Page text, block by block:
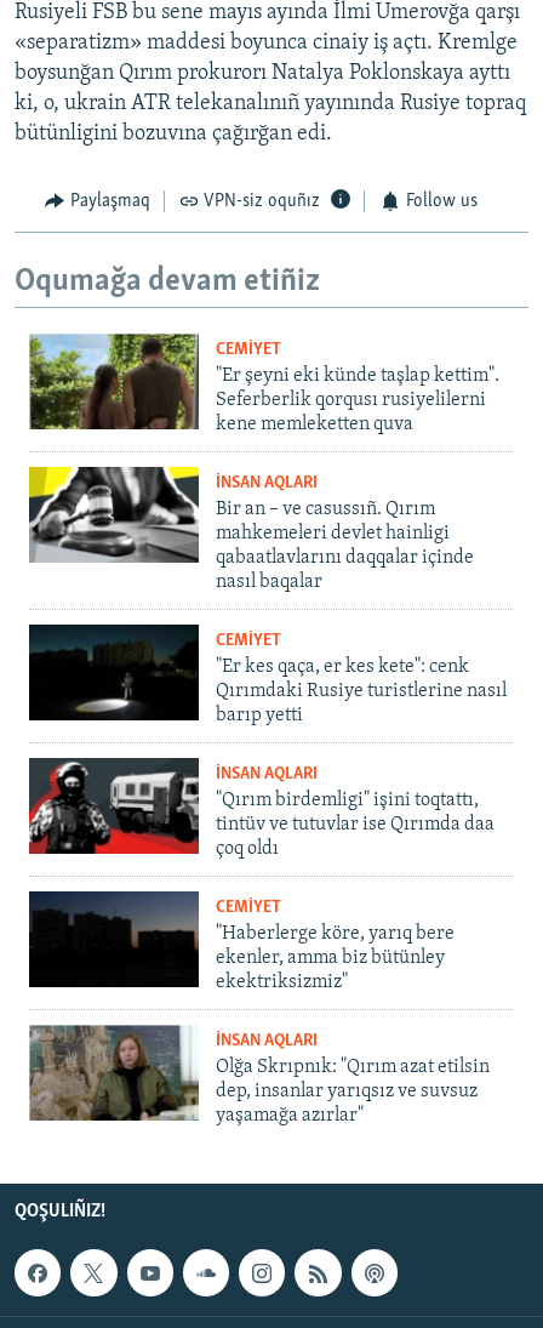
Rusiyeli FSB bu sene mayıs ayında İlmi Umerovğa qarşı
«separatizm» maddesi boyunca cinaiy iş açtı. Kremlge
boysunğan Qırım prokurorı Natalya Poklonskaya ayttı
ki, o, ukrain ATR telekanalınıñ yayınında Rusiye topraq
bütünligini bozuvına çağırğan edi.
Paylaşmaq VPN-siz oquñız Follow us
Oqumağa devam etiñiz
CEMİYET
"Er şeyni eki künde taşlap kettim".
Seferberlik qorqusı rusiyelilerni
kene memleketten quva
İNSAN AQLARI
Bir an – ve casussıñ. Qırım
mahkemeleri devlet hainligi
qabaatlavlarını daqqalar içinde
nasıl baqalar
CEMİYET
"Er kes qaça, er kes kete": cenk
Qırımdaki Rusiye turistlerine nasıl
barıp yetti
İNSAN AQLARI
"Qırım birdemligi" işini toqtattı,
tintüv ve tutuvlar ise Qırımda daa
çoq oldı
CEMİYET
"Haberlerge köre, yarıq bere
ekenler, amma biz bütünley
ekektriksizmiz"
İNSAN AQLARI
Olğa Skrıpnık: "Qırım azat etilsin
dep, insanlar yarıqsız ve suvsuz
yaşamağa azırlar"
QOŞULIÑIZ!